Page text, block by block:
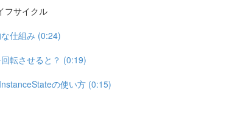
フサイクル
仕組み (0:24)
転させると？ (0:19)
の使い方 (0:15)